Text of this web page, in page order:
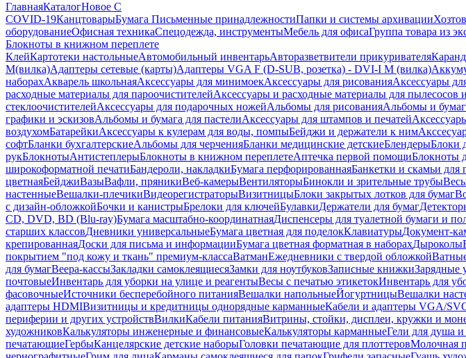
ГлавнаяКаталогНовое С
COVID-19КанцтоварыБумага Письменные принадлежностиПапки и системы архивации
оборудованиеОфисная техникаСпецодежда, инструментыМебель для офисаГруппа товара из
Блокноты в книжном переплете
КлейКартотеки настольныеАвтомобильный инвентарьАвторазветвители прикуривателя
M(вилка)Адаптеры сетевые (карты)Адаптеры VGA F (D-SUB, розетка) - DVI-I M (вилка)
наборахАкварель школьнаяАксессуары для минимоекАксессуары для рисованияАксессуары
расходные материалы для пароочистителейАксессуары и расходные материалы для пылесосов
стеклоочистителейАксессуары для подарочных ножейАльбомы для рисованияАльбомы и
графики и эскизовАльбомы и бумага для пастелиАксессуары для штампов и печатей
воздухомБатарейкиАксессуары к кулерам для воды, помпыБейджи и держатели к ним
софтБланки бухгалтерскиеАльбомы для черченияБланки медицинские детскиеБлендерыБлоки
рукБлокнотыАнтистеплерыБлокноты в книжном переплетеАптечка первой помощиБлокноты
широкоформатной печатиБандероли, накладкиБумага перфорированнаяБанкетки и скамьи для
цветнаяБейджиВазыВафли, пряникиВеб-камерыВентиляторыБинокли и зрительные трубы
настенныеВешалки-плечикиВидеорегистраторыВизитницыБлоки закрытых лотков для бумаг
с дизайн-обложкойБочки и канистрыБрелоки для ключейБулавкиДержатели для бумаг
CD, DVD, BD (Blu-ray)Бумага масштабно-координатнаяДиспенсеры для туалетной бумаги и
старших классовДневники универсальныеБумага цветная для поделокКлавиатурыДокумент-
крепированнаяДоски для письма и информацииБумага цветная форматная в наборахДыроколы
покрытием "под кожу и ткань" премиум-классаВатманЕжедневники с твердой обложкой
для бумагВеера-кассыЗакладки самоклеящиесяЗамки для ноутбуковЗаписные книжкиЗарядные
почтовыеИнвентарь для уборки на улице и реагентыВесы с печатью этикетокИнвентарь для
фасовочныеИсточники бесперебойного питанияВешалки напольныеЙогуртницыВешалки
адаптеры HDMIВизитницы и кредитницы однорядные карманныеКабели и адаптеры VGA/
периферии и других устройствВилкиКабели питанияВитрины, стойки, дисплеи, кружки и
художниковКалькуляторы инженерные и финансовыеКалькуляторы карманныеГели для душа
печатающиеГербыКанцелярские детские наборыГоловки печатающие для плоттеровМолочная